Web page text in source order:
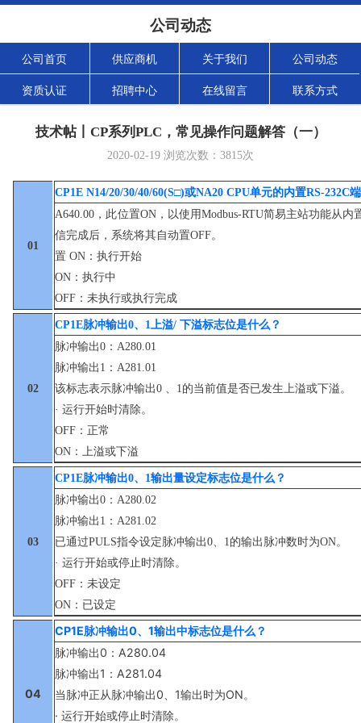
公司动态
公司首页 供应商机 关于我们 公司动态
资质认证 招聘中心 在线留言 联系方式
技术帖丨CP系列PLC，常见操作问题解答（一）
2020-02-19 浏览次数： 3815次
01
CP1E N14/20/30/40/60(S□)或NA20 CPU单元的内置RS-232C
A640.00，此位置ON，以使用Modbus-RTU简易主站功能从
信完成后，系统将其自动置OFF。
置 ON：执行开始
ON：执行中
OFF：未执行或执行完成
02
CP1E脉冲输出0、1上溢/ 下溢标志位是什么？
脉冲输出0：A280.01
脉冲输出1：A281.01
该标志表示脉冲输出0 、1的当前值是否已发生上溢或下溢。
· 运行开始时清除。
OFF：正常
ON：上溢或下溢
03
CP1E脉冲输出0、1输出量设定标志位是什么？
脉冲输出0：A280.02
脉冲输出1：A281.02
已通过PULS指令设定脉冲输出0、1的输出脉冲数时为ON。
· 运行开始或停止时清除。
OFF：未设定
ON：已设定
04
CP1E脉冲输出0、1输出中标志位是什么？
脉冲输出0：A280.04
脉冲输出1：A281.04
当脉冲正从脉冲输出0、1输出时为ON。
· 运行开始或停止时清除。